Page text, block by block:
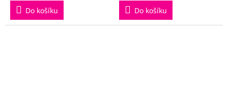
Do košíku Do košíku